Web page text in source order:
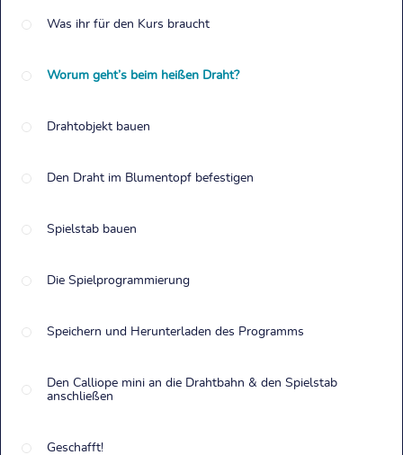
Was ihr für den Kurs braucht
Worum geht’s beim heißen Draht?
Drahtobjekt bauen
Den Draht im Blumentopf befestigen
Spielstab bauen
Die Spielprogrammierung
Speichern und Herunterladen des Programms
Den Calliope mini an die Drahtbahn & den Spielstab
anschließen
Geschafft!